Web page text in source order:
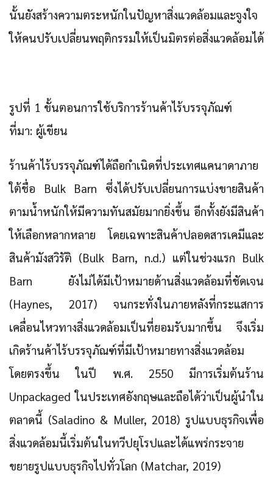
นั้นยังสร้างความตระหนักในปัญหาสิ่งแวดล้อมและจูงใจ
ให้คนปรับเปลี่ยนพฤติกรรมให้เป็นมิตรต่อสิ่งแวดล้อมได้
รูปที่ 1 ขั้นตอนการใช้บริการร้านค้าไร้บรรจุภัณฑ์
ที่มา: ผู้เขียน
ร้านค้าไร้บรรจุภัณฑ์ได้ถือกำเนิดที่ประเทศแคนาดาภาย
ใต้ชื่อ Bulk Barn ซึ่งได้ปรับเปลี่ยนการแบ่งขายสินค้า
ตามน้ำหนักให้มีความทันสมัยมากยิ่งขึ้น อีกทั้งยังมีสินค้า
ให้เลือกหลากหลาย โดยเฉพาะสินค้าปลอดสารเคมีและ
สินค้ามังสวิรัติ (Bulk Barn, n.d.) แต่ในช่วงแรก Bulk
Barn ยังไม่ได้มีเป้าหมายด้านสิ่งแวดล้อมที่ชัดเจน
(Haynes, 2017) จนกระทั่งในภายหลังที่กระแสการ
เคลื่อนไหวทางสิ่งแวดล้อมเป็นที่ยอมรับมากขึ้น จึงเริ่ม
เกิดร้านค้าไร้บรรจุภัณฑ์ที่มีเป้าหมายทางสิ่งแวดล้อม
โดยตรงขึ้น ในปี พ.ศ. 2550 มีการเริ่มต้นร้าน
Unpackaged ในประเทศอังกฤษและถือได้ว่าเป็นผู้นำใน
ตลาดนี้ (Saladino & Muller, 2018) รูปแบบธุรกิจเพื่อ
สิ่งแวดล้อมนี้เริ่มต้นในทวีปยุโรปและได้แพร่กระจาย
ขยายรูปแบบธุรกิจไปทั่วโลก (Matchar, 2019)